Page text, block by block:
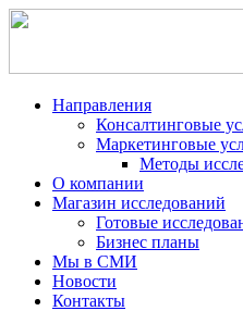
Направления
Консалтинговые
Маркетинговые
Методы
О компании
Магазин исследований
Готовые
Бизнес планы
Мы в СМИ
Новости
Контакты